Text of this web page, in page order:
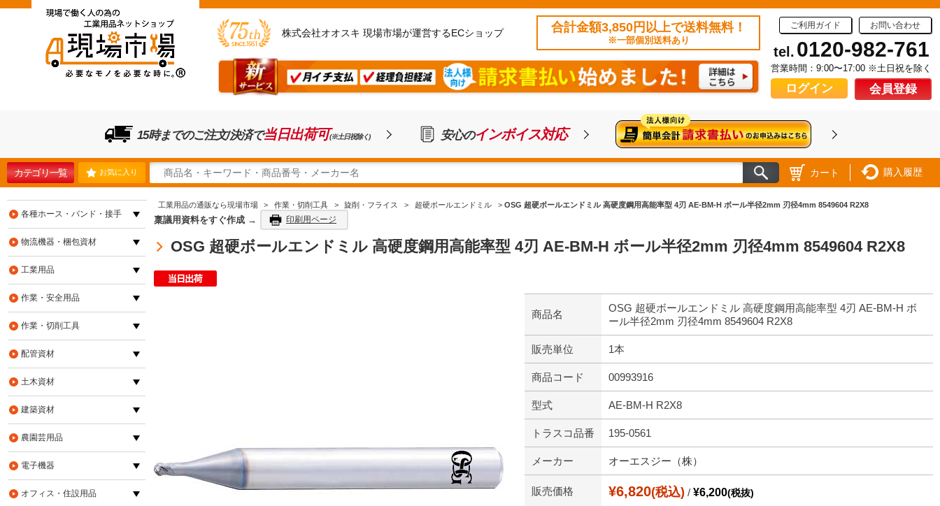
株式会社オオスキ 現場市場が運営するECショップ 合計金額3,850円以上で送料無料！
※一部個別送料あり
ご利用ガイド お問い合わせ
tel. 0120-982-761
営業時間：9:00〜17:00 ※土日祝を除く
ログイン 会員登録
15時までのご注文/決済で当日出荷可(※土日祝除く) 安心のインボイス対応
カテゴリ一覧 お気に入り カート 購入履歴
工業用品の通販なら現場市場 > 作業・切削工具 > 旋削・フライス > 超硬ボールエンドミル > OSG 超硬ボールエンドミル 高硬度鋼用高能率型 4刃 AE-BM-H ボール半径2mm 刃径4mm 8549604 R2X8
稟議用資料をすぐ作成 → 印刷用ページ
OSG 超硬ボールエンドミル 高硬度鋼用高能率型 4刃 AE-BM-H ボール半径2mm 刃径4mm 8549604 R2X8
商品名
OSG 超硬ボールエンドミル 高硬度鋼用高能率型 4刃 AE-BM-H ボ
ール半径2mm 刃径4mm 8549604 R2X8
販売単位 1本
商品コード 00993916
型式 AE-BM-H R2X8
トラスコ品番 195-0561
メーカー オーエスジー（株）
販売価格 ¥6,820(税込) / ¥6,200(税抜)
各種ホース・バンド・接手
物流機器・梱包資材
工業用品
作業・安全用品
作業・切削工具
配管資材
土木資材
建築資材
農園芸用品
電子機器
オフィス・住設用品